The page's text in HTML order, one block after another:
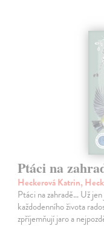
Ptáci na
Heckerová Katrin,
Ptáci na zahradě… Už
každodenního života
zpříjemňují jaro a